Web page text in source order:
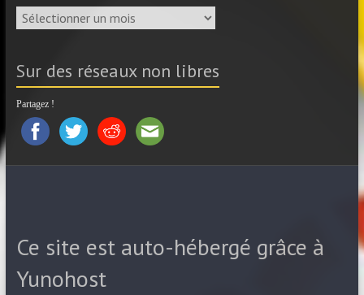
Archives
Sur des réseaux non libres
Partagez !
Ce site est auto-hébergé grâce à
Yunohost